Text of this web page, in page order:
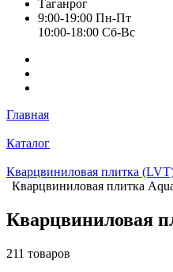
Таганрог
9:00-19:00 Пн-Пт
10:00-18:00 Cб-Вс
Главная
Каталог
Кварцвиниловая плитка
Кварцвиниловая плитка
Кварцвиниловая
211 товаров